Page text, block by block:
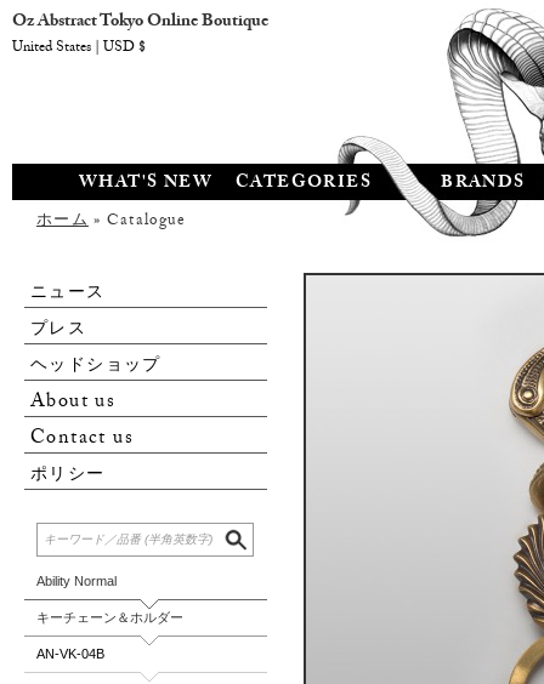
WHAT'S NEW CATEGORIES BRANDS
ホーム» Catalogue
ニュース
プレス
ヘッドショップ
About us
Contact us
ポリシー
Ability Normal
キーチェーン＆ホルダー
AN-VK-04B
Oz Abstract Tokyo Online Boutique
United States | USD $